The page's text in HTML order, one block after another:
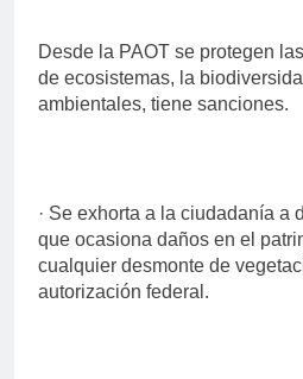
Desde la PAOT se protegen
de ecosistemas, la
ambientales, tiene sanciones.
· Se exhorta a la ciudadanía a
que ocasiona daños en el
cualquier desmonte de
autorización federal.